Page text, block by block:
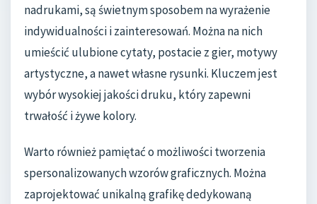
nadrukami, są świetnym sposobem na wyrażenie
indywidualności i zainteresowań. Można na nich
umieścić ulubione cytaty, postacie z gier, motywy
artystyczne, a nawet własne rysunki. Kluczem jest
wybór wysokiej jakości druku, który zapewni
trwałość i żywe kolory.
Warto również pamiętać o możliwości tworzenia
spersonalizowanych wzorów graficznych. Można
zaprojektować unikalną grafikę dedykowaną